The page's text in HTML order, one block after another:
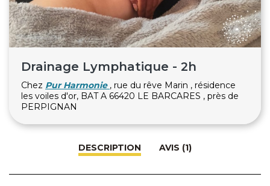
Drainage Lymphatique - 2h
Chez Pur Harmonie , rue du rêve Marin , résidence
les voiles d'or, BAT A 66420 LE BARCARES , près de
PERPIGNAN
DESCRIPTION AVIS (1)